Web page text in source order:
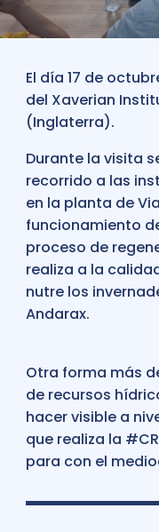
El día 17 de
del Xaverian
(Inglaterra).
Durante la visita
recorrido a las
en la planta de
funcionamiento
proceso de
realiza a la
nutre los
Andarax.
Otra forma más
de recursos
hacer visible a
que realiza la
para con el